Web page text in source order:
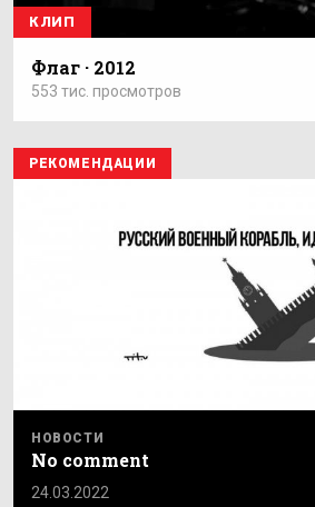
КЛИП
Флаг · 2012
553 тис. просмотров
РЕКОМЕНДАЦИИ
НОВОСТИ
No comment
24.03.2022